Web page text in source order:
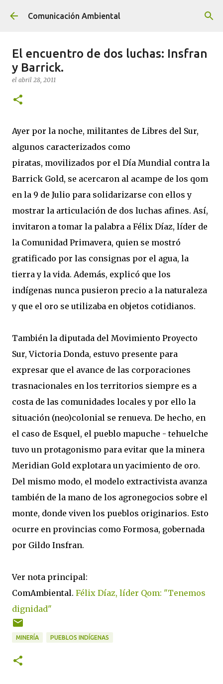
Ir al contenido principal
Comunicación Ambiental
El encuentro de dos luchas: Insfran
y Barrick.
el abril 28, 2011
Ayer por la noche, militantes de Libres del Sur,
algunos caracterizados como
piratas, movilizados por el Día Mundial contra la
Barrick Gold, se acercaron al acampe de los qom
en la 9 de Julio para solidarizarse con ellos y
mostrar la articulación de dos luchas afines. Así,
invitaron a tomar la palabra a Félix Díaz, líder de
la Comunidad Primavera, quien se mostró
gratificado por las consignas por el agua, la
tierra y la vida. Además, explicó que los
indígenas nunca pusieron precio a la naturaleza
y que el oro se utilizaba en objetos cotidianos.
También la diputada del Movimiento Proyecto
Sur, Victoria Donda, estuvo presente para
expresar que el avance de las corporaciones
trasnacionales en los territorios siempre es a
costa de las comunidades locales y por ello la
situación (neo)colonial se renueva. De hecho, en
el caso de Esquel, el pueblo mapuche - tehuelche
tuvo un protagonismo para evitar que la minera
Meridian Gold explotara un yacimiento de oro.
Del mismo modo, el modelo extractivista avanza
también de la mano de los agronegocios sobre el
monte, donde viven los pueblos originarios. Esto
ocurre en provincias como Formosa, gobernada
por Gildo Insfran.
Ver nota principal:
ComAmbiental. Félix Díaz, líder Qom: "Tenemos
dignidad"
MINERÍA PUEBLOS INDÍGENAS